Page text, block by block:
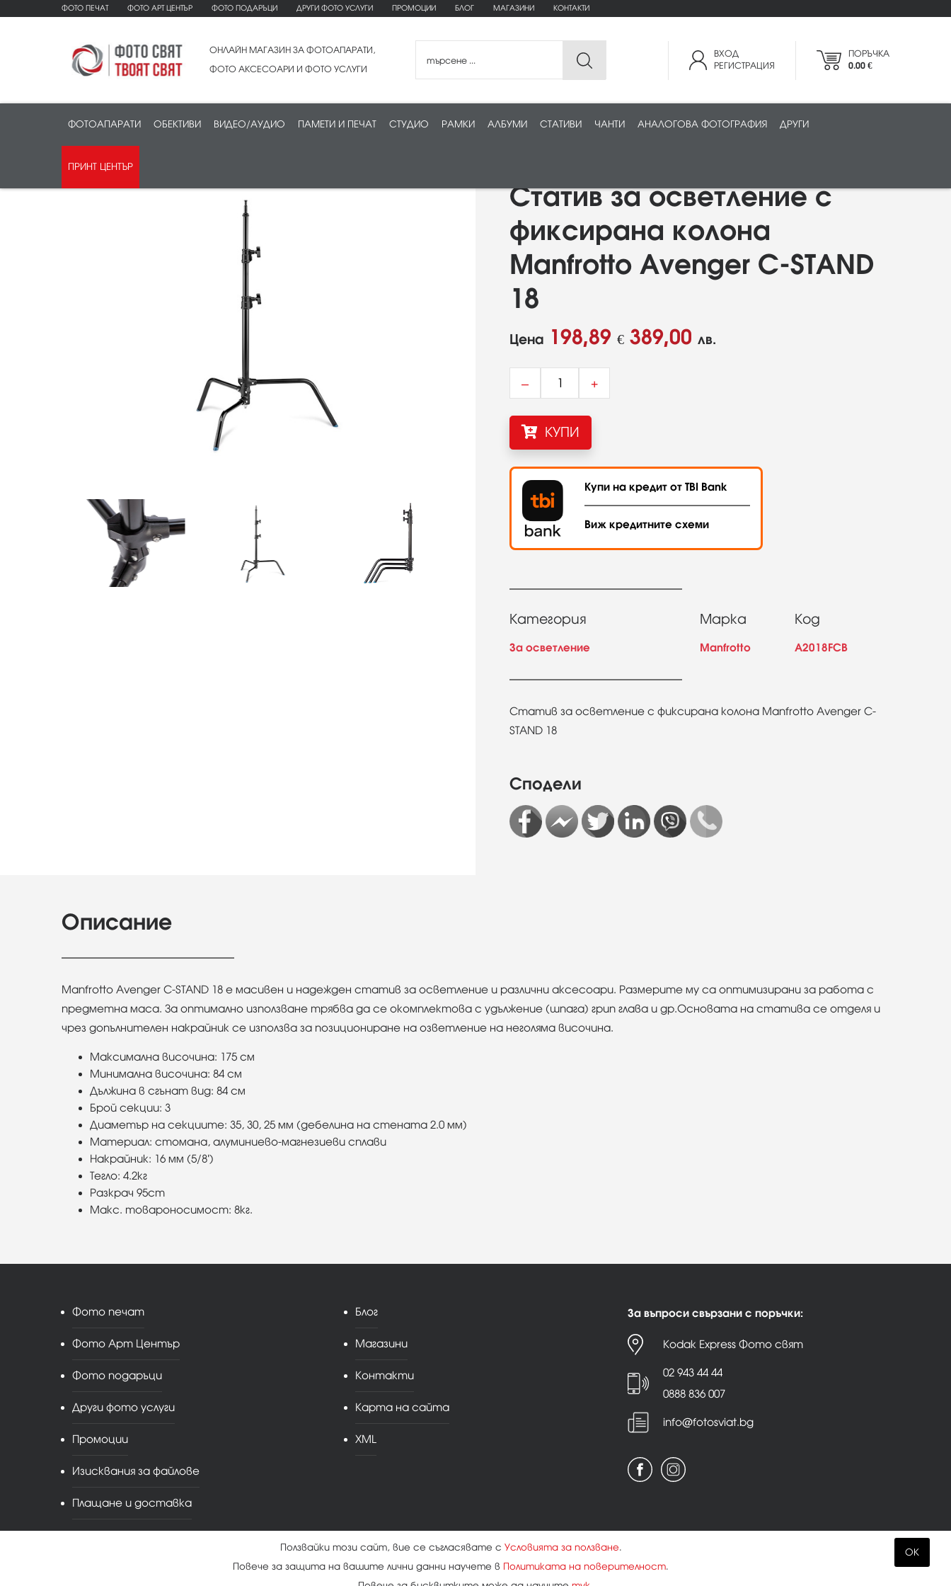
ФОТО ПЕЧАТ ФОТО АРТ ЦЕНТЪР ФОТО ПОДАРЪЦИ ДРУГИ ФОТО УСЛУГИ ПРОМОЦИИ БЛОГ МАГАЗИНИ КОНТАКТИ
ОНЛАЙН МАГАЗИН ЗА ФОТОАПАРАТИ,
ФОТО АКСЕСОАРИ И ФОТО УСЛУГИ
ВХОД
РЕГИСТРАЦИЯ
ПОРЪЧКА
0.00 €
ФОТОАПАРАТИ ОБЕКТИВИ ВИДЕО/АУДИО ПАМЕТИ И ПЕЧАТ СТУДИО РАМКИ АЛБУМИ СТАТИВИ ЧАНТИ АНАЛОГОВА ФОТОГРАФИЯ ДРУГИ
ПРИНТ ЦЕНТЪР
Статив за осветление с
фиксирана колона
Manfrotto Avenger C-STAND
18
Цена 198,89 € 389,00 лв.
– +
КУПИ
Купи на кредит от TBI Bank
Виж кредитните схеми
Категория
За осветление
Марка
Manfrotto
Код
A2018FCB
Статив за осветление с фиксирана колона Manfrotto Avenger C-
STAND 18
Сподели
Описание
Manfrotto Avenger C-STAND 18 е масивен и надежден статив за осветление и различни аксесоари. Размерите му са оптимизирани за работа с
предметна маса. За оптимално използване трябва да се окомплектова с удължение (шпага) грип глава и др.Основата на статива се отделя и
чрез допълнителен накрайник се използва за позициониране на озветление на неголяма височина.
Максимална височина: 175 см
Минимална височина: 84 см
Дължина в сгънат вид: 84 см
Брой секции: 3
Диаметър на секциите: 35, 30, 25 мм (дебелина на стената 2.0 мм)
Материал: стомана, алуминиево-магнезиеви сплави
Накрайник: 16 мм (5/8')
Тегло: 4.2кг
Разкрач 95cm
Макс. товароносимост: 8кг.
Фото печат
Фото Арт Център
Фото подаръци
Други фото услуги
Промоции
Изисквания за файлове
Плащане и доставка
Блог
Магазини
Контакти
Карта на сайта
XML
За въпроси свързани с поръчки:
Kodak Express Фото свят
02 943 44 44
0888 836 007
info@fotosviat.bg
OK
Ползвайки този сайт, вие се съгласявате с Условията за ползване.
Повече за защита на вашите лични данни научете в Политиката на поверителност.